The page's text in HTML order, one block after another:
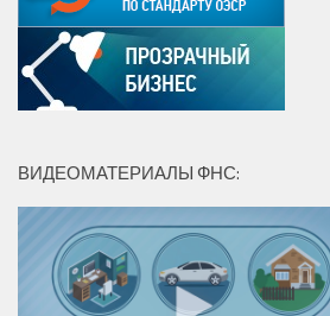
ВИДЕОМАТЕРИАЛЫ ФНС: